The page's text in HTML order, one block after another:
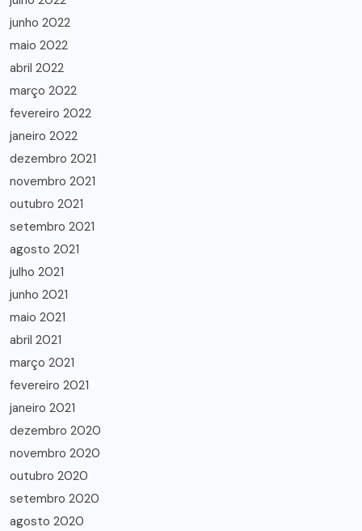
junho 2022
maio 2022
abril 2022
março 2022
fevereiro 2022
janeiro 2022
dezembro 2021
novembro 2021
outubro 2021
setembro 2021
agosto 2021
julho 2021
junho 2021
maio 2021
abril 2021
março 2021
fevereiro 2021
janeiro 2021
dezembro 2020
novembro 2020
outubro 2020
setembro 2020
agosto 2020